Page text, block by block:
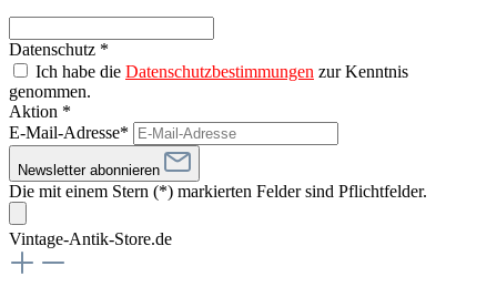
Datenschutz *
Ich habe die Datenschutzbestimmungen zur Kenntnis
genommen.
Aktion *
E-Mail-Adresse*
Newsletter abonnieren
Die mit einem Stern (*) markierten Felder sind Pflichtfelder.
Vintage-Antik-Store.de